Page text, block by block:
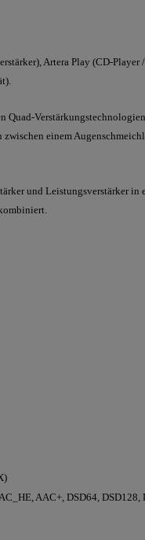
Artera Play (CD-Player
einem
und Leistungsverstärker in
AAC+, DSD64, DSD128,